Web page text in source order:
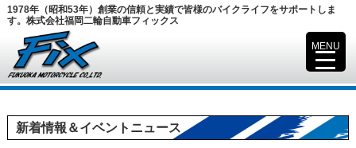
1978年（昭和53年）創業の信頼と実績で皆様のバイクライフをサポートしま
す。株式会社福岡二輪自動車フィックス
新着情報＆イベントニュース
MENU
▼